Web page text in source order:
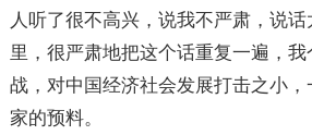
人听了很不高兴，说我不严肃，说
里，很严肃地把这个话重复一遍，
战，对中国经济社会发展打击之小
家的预料。